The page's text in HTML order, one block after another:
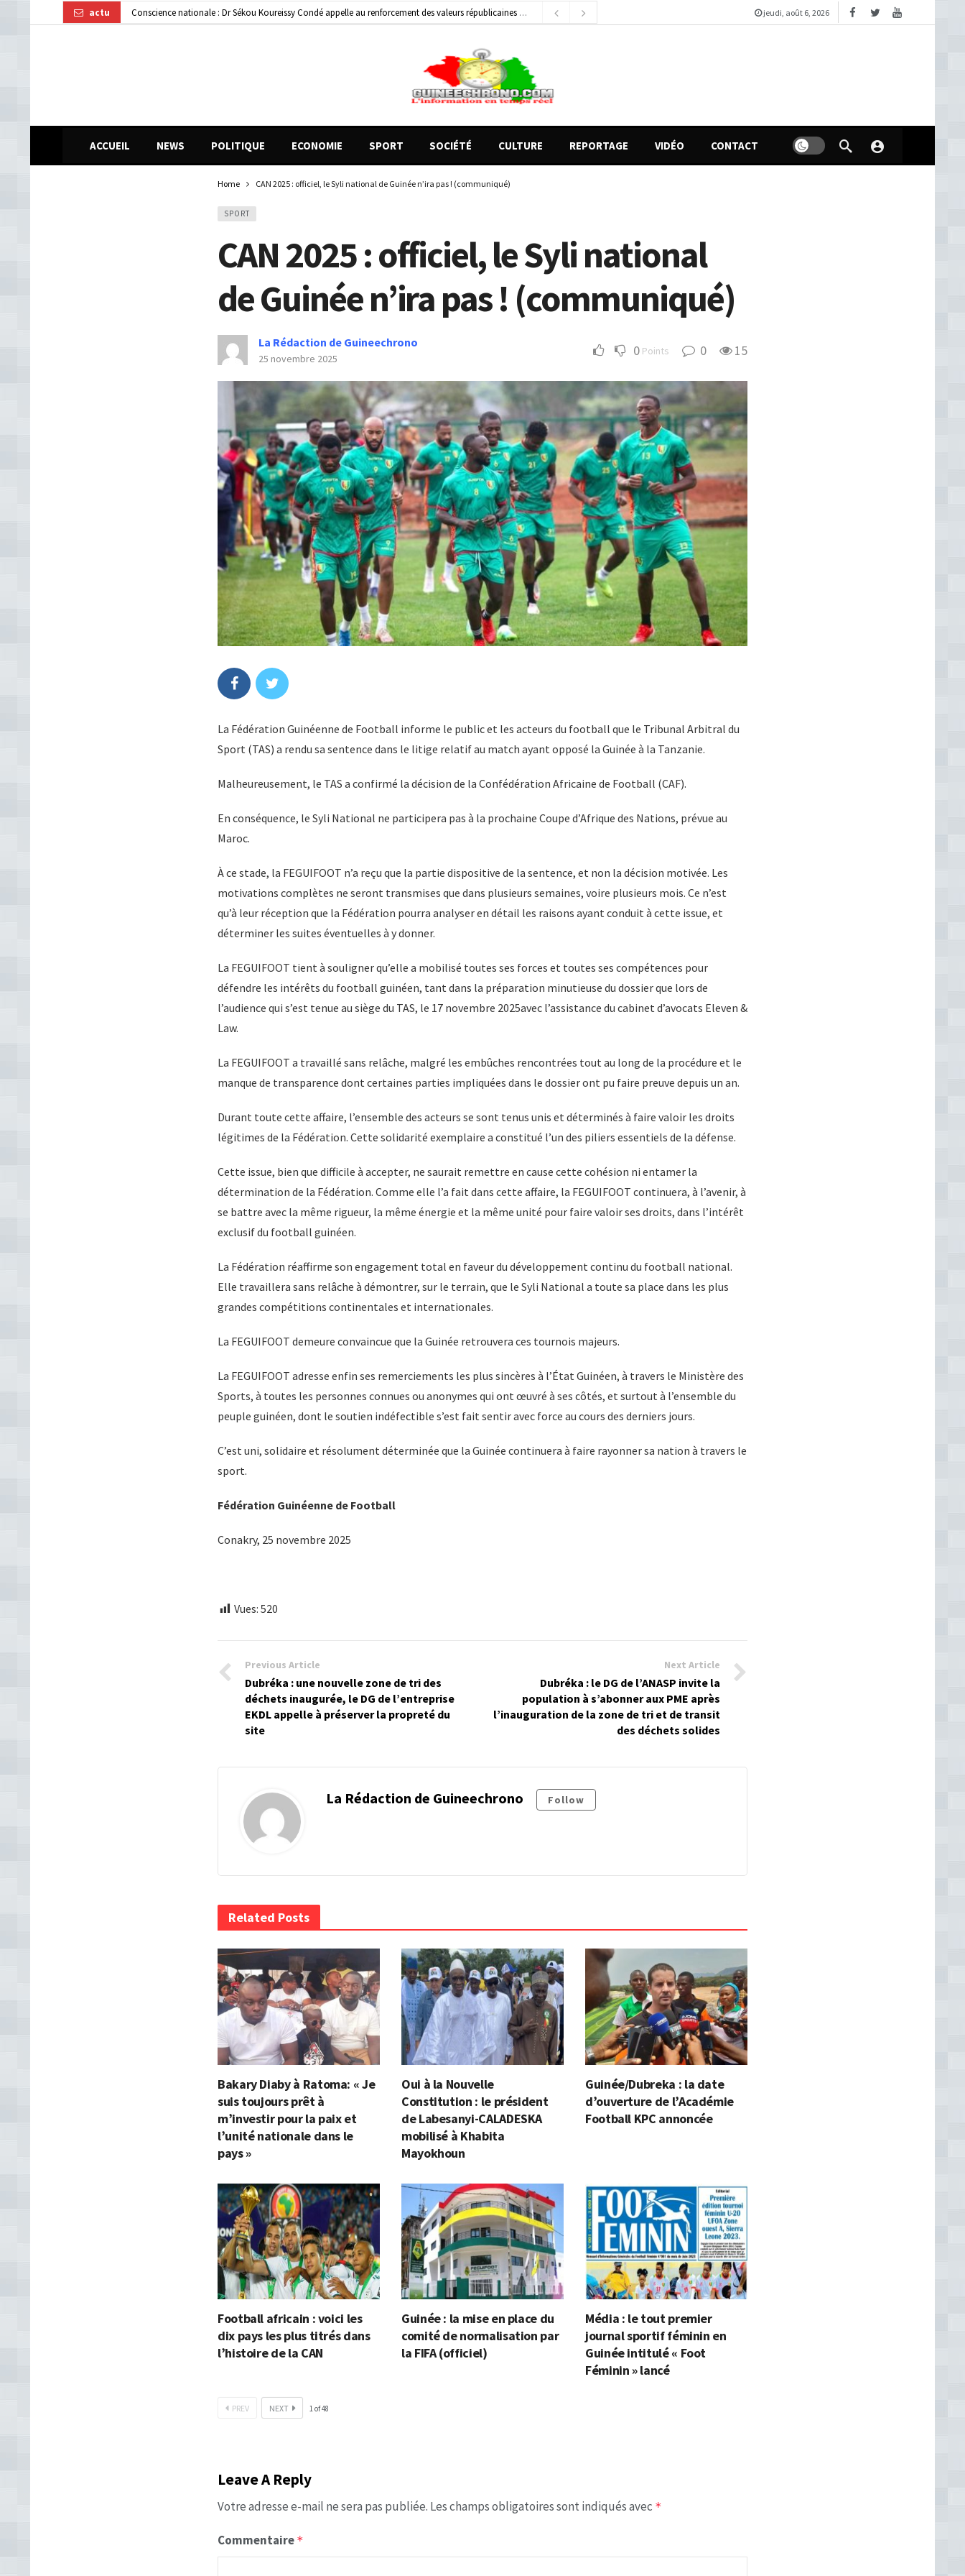
actu Gendarmerie : le colonel Bienvenu Lamah promu général de brigade
2 jours ago
jeudi, août 6, 2026
ACCUEIL NEWS POLITIQUE ECONOMIE SPORT SOCIÉTÉ CULTURE REPORTAGE VIDÉO CONTACT
Home CAN 2025 : officiel, le Syli national de Guinée n’ira pas ! (communiqué)
SPORT
CAN 2025 : officiel, le Syli national
de Guinée n’ira pas ! (communiqué)
La Rédaction de Guineechrono
25 novembre 2025 0 Points 0 15
La Fédération Guinéenne de Football informe le public et les acteurs du football que le Tribunal Arbitral du
Sport (TAS) a rendu sa sentence dans le litige relatif au match ayant opposé la Guinée à la Tanzanie.
Malheureusement, le TAS a confirmé la décision de la Confédération Africaine de Football (CAF).
En conséquence, le Syli National ne participera pas à la prochaine Coupe d’Afrique des Nations, prévue au
Maroc.
À ce stade, la FEGUIFOOT n’a reçu que la partie dispositive de la sentence, et non la décision motivée. Les
motivations complètes ne seront transmises que dans plusieurs semaines, voire plusieurs mois. Ce n’est
qu’à leur réception que la Fédération pourra analyser en détail les raisons ayant conduit à cette issue, et
déterminer les suites éventuelles à y donner.
La FEGUIFOOT tient à souligner qu’elle a mobilisé toutes ses forces et toutes ses compétences pour
défendre les intérêts du football guinéen, tant dans la préparation minutieuse du dossier que lors de
l’audience qui s’est tenue au siège du TAS, le 17 novembre 2025avec l’assistance du cabinet d’avocats Eleven &
Law.
La FEGUIFOOT a travaillé sans relâche, malgré les embûches rencontrées tout au long de la procédure et le
manque de transparence dont certaines parties impliquées dans le dossier ont pu faire preuve depuis un an.
Durant toute cette affaire, l’ensemble des acteurs se sont tenus unis et déterminés à faire valoir les droits
légitimes de la Fédération. Cette solidarité exemplaire a constitué l’un des piliers essentiels de la défense.
Cette issue, bien que difficile à accepter, ne saurait remettre en cause cette cohésion ni entamer la
détermination de la Fédération. Comme elle l’a fait dans cette affaire, la FEGUIFOOT continuera, à l’avenir, à
se battre avec la même rigueur, la même énergie et la même unité pour faire valoir ses droits, dans l’intérêt
exclusif du football guinéen.
La Fédération réaffirme son engagement total en faveur du développement continu du football national.
Elle travaillera sans relâche à démontrer, sur le terrain, que le Syli National a toute sa place dans les plus
grandes compétitions continentales et internationales.
La FEGUIFOOT demeure convaincue que la Guinée retrouvera ces tournois majeurs.
La FEGUIFOOT adresse enfin ses remerciements les plus sincères à l’État Guinéen, à travers le Ministère des
Sports, à toutes les personnes connues ou anonymes qui ont œuvré à ses côtés, et surtout à l’ensemble du
peuple guinéen, dont le soutien indéfectible s’est fait sentir avec force au cours des derniers jours.
C’est uni, solidaire et résolument déterminée que la Guinée continuera à faire rayonner sa nation à travers le
sport.
Fédération Guinéenne de Football
Conakry, 25 novembre 2025
Vues: 520
Previous Article
Dubréka : une nouvelle zone de tri des
déchets inaugurée, le DG de l’entreprise
EKDL appelle à préserver la propreté du
site
Next Article
Dubréka : le DG de l’ANASP invite la
population à s’abonner aux PME après
l’inauguration de la zone de tri et de transit
des déchets solides
La Rédaction de Guineechrono Follow
Related Posts
Bakary Diaby à Ratoma: « Je
suis toujours prêt à
m’investir pour la paix et
l’unité nationale dans le
pays »
Oui à la Nouvelle
Constitution : le président
de Labesanyi-CALADESKA
mobilisé à Khabita
Mayokhoun
Guinée/Dubreka : la date
d’ouverture de l’Académie
Football KPC annoncée
Football africain : voici les
dix pays les plus titrés dans
l’histoire de la CAN
Guinée : la mise en place du
comité de normalisation par
la FIFA (officiel)
Média : le tout premier
journal sportif féminin en
Guinée intitulé « Foot
Féminin » lancé
PREV NEXT 1of48
Leave A Reply
Votre adresse e-mail ne sera pas publiée. Les champs obligatoires sont indiqués avec *
Commentaire *